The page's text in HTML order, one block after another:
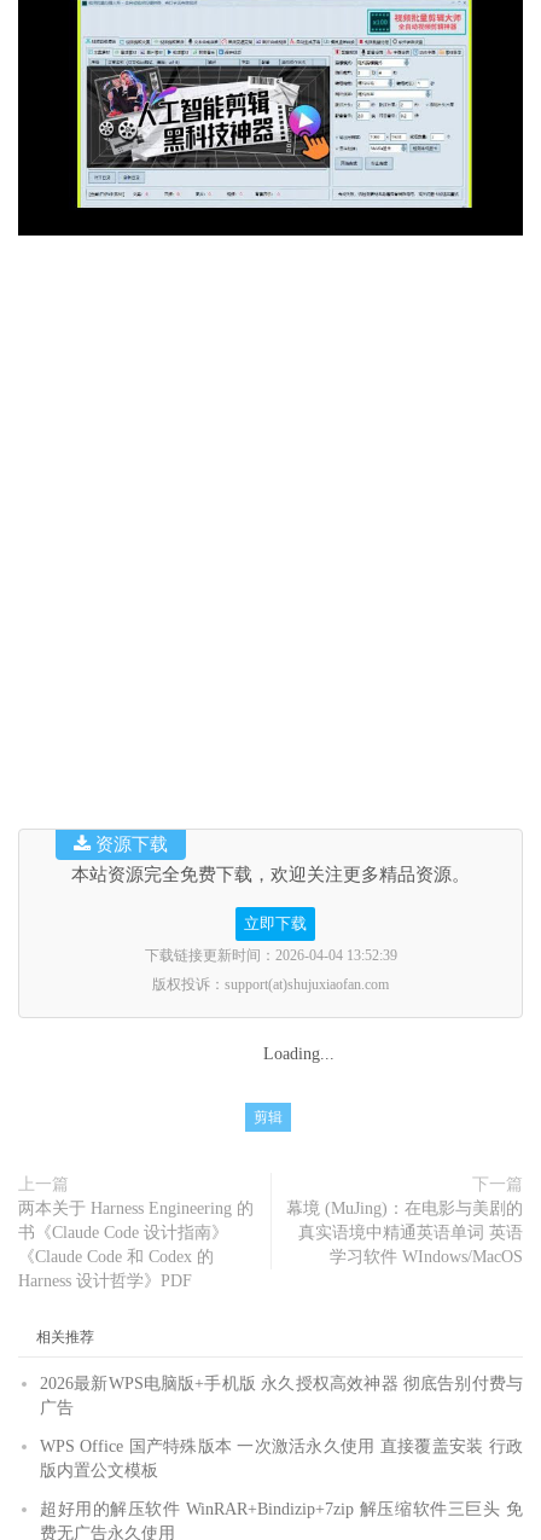
本站资源完全免费下载，欢迎关注更多精品资源。
立即下载
下载链接更新时间：2026-04-04 13:52:39
版权投诉：support(at)shujuxiaofan.com
资源下载
Loading...
剪辑
上一篇
两本关于 Harness Engineering 的
书《Claude Code 设计指南》
《Claude Code 和 Codex 的
Harness 设计哲学》PDF
下一篇
幕境 (MuJing)：在电影与美剧的
真实语境中精通英语单词 英语
学习软件 WIndows/MacOS
相关推荐
2026最新WPS电脑版+手机版 永久授权高效神器 彻底告别付费与
广告
WPS Office 国产特殊版本 一次激活永久使用 直接覆盖安装 行政
版内置公文模板
超好用的解压软件 WinRAR+Bindizip+7zip 解压缩软件三巨头 免
费无广告永久使用